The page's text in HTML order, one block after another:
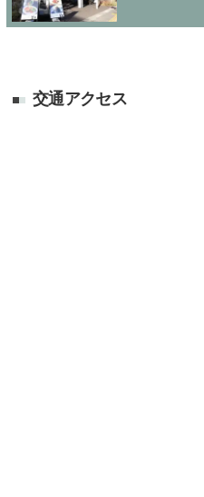
交通アクセス